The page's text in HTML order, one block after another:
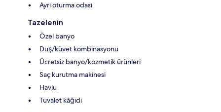
Ayrı oturma odası
Tazelenin
Özel banyo
Duş/küvet kombinasyonu
Ücretsiz banyo/kozmetik ürünleri
Saç kurutma makinesi
Havlu
Tuvalet kâğıdı